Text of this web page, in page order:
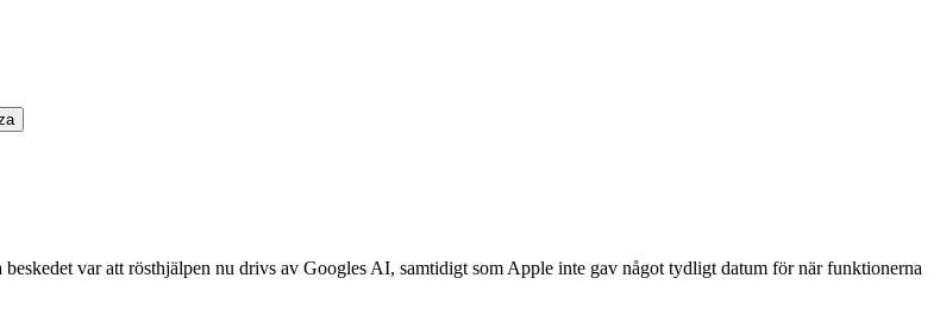
var att rösthjälpen nu drivs av Googles AI, samtidigt som Apple inte gav något tydligt datum för när funktionerna